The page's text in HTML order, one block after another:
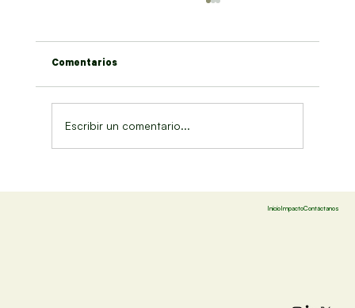
Título de la noticia 7
Comentarios
Escribir un comentario...
InicioImpactoContáctanos